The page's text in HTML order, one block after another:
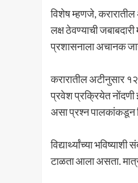
विशेष म्हणजे,
लक्ष ठेवण्याची
प्रशासनाला अचानक
करारातील अटीनुसार
प्रवेश प्रक्रियेत नोंदणी
असा प्रश्न पालकांकडून
विद्यार्थ्यांच्या
टाळता आला असता.